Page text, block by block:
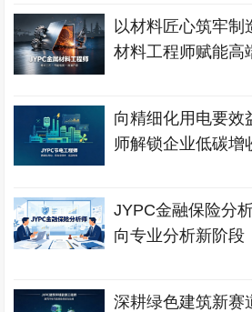
以材料匠心筑牢制
材料工程师赋能高
向精细化用电要效
师解锁企业低碳增
JYPC金融保险分
向专业分析新阶段
深耕绿色建筑新赛